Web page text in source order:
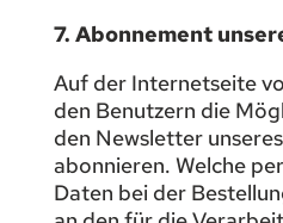
7. Abonnement
Auf der Internetseite
den Benutzern die
den Newsletter
abonnieren. Welche
Daten bei der